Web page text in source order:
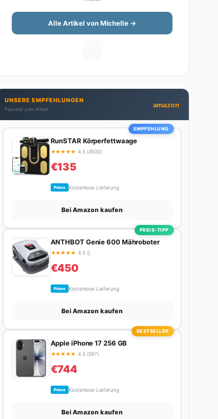
Finanzthemen so aufzubereiten, dass sie jeder
versteht – ohne Fachchinesisch, dafür mit
konkreten Tipps zum Umsetzen. Von ETF-
man Job und Privatleben unter einen Hut
bekommt. Privat ist sie bekennende Kaffee-
Süchtige (3+ Tassen am Tag, Minimum), Podcast-
Hörerin und verbringt ihre Wochenenden am
liebsten in der Natur oder auf dem nächsten
Flohmarkt.
Alle Artikel von Michelle →
UNSERE EMPFEHLUNGEN
Passend zum Artikel
amazon
EMPFEHLUNG
RunSTAR Körperfettwaage
★★★★★ 4.5 (4500)
€135
Prime Kostenlose Lieferung
Bei Amazon kaufen
PREIS-TIPP
ANTHBOT Genie 600 Mähroboter
★★★★★ 4.5 ()
€450
Prime Kostenlose Lieferung
Bei Amazon kaufen
BESTSELLER
Apple iPhone 17 256 GB
★★★★★ 4.5 (597)
€744
Prime Kostenlose Lieferung
Bei Amazon kaufen